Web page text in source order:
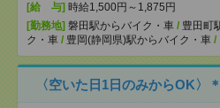
[給 与] 時給1,500円～1,875円
[勤務地] 磐田駅からバイク・車 / 豊田町
ク・車 / 豊岡(静岡県)駅からバイク・車 /
〈空いた日1日のみからOK〉